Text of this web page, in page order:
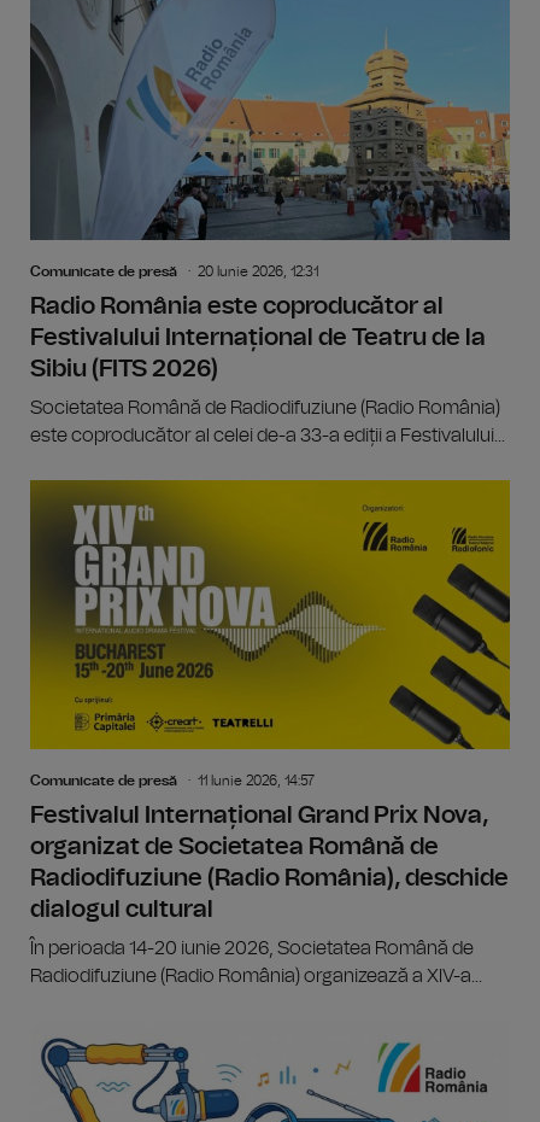
Comunicate de presă 20 Iunie 2026, 12:31
Radio România este coproducător al
Festivalului Internațional de Teatru de la
Sibiu (FITS 2026)
Societatea Română de Radiodifuziune (Radio România)
este coproducător al celei de-a 33-a ediții a Festivalului...
Comunicate de presă 11 Iunie 2026, 14:57
Festivalul Internațional Grand Prix Nova,
organizat de Societatea Română de
Radiodifuziune (Radio România), deschide
dialogul cultural
În perioada 14-20 iunie 2026, Societatea Română de
Radiodifuziune (Radio România) organizează a XIV-a...